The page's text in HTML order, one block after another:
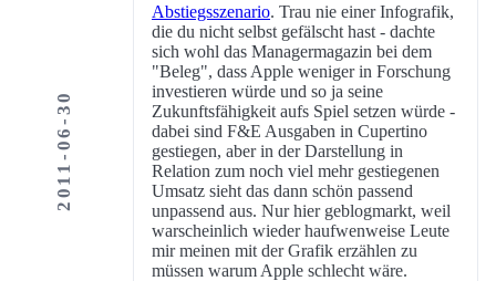
2011-06-30
Abstiegsszenario. Trau nie einer Infografik,
die du nicht selbst gefälscht hast - dachte
sich wohl das Managermagazin bei dem
"Beleg", dass Apple weniger in Forschung
investieren würde und so ja seine
Zukunftsfähigkeit aufs Spiel setzen würde -
dabei sind F&E Ausgaben in Cupertino
gestiegen, aber in der Darstellung in
Relation zum noch viel mehr gestiegenen
Umsatz sieht das dann schön passend
unpassend aus. Nur hier geblogmarkt, weil
warscheinlich wieder haufwenweise Leute
mir meinen mit der Grafik erzählen zu
müssen warum Apple schlecht wäre.